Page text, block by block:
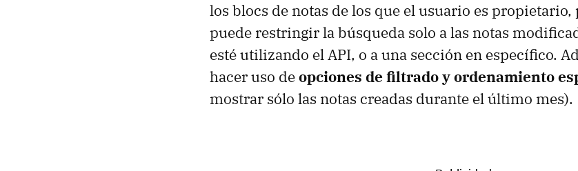
los blocs de notas de los que el usuario es
puede restringir la búsqueda solo a las notas
esté utilizando el API, o a una sección en específico.
hacer uso deopciones de filtrado y ordenamiento
mostrar sólo las notas creadas durante el último mes).